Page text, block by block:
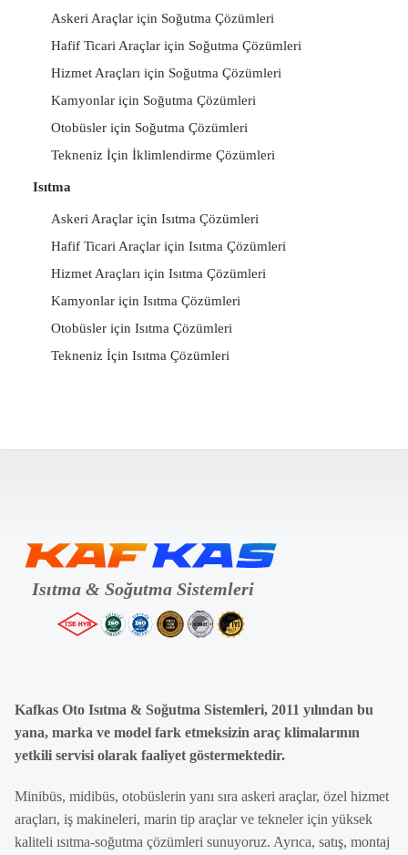
Askeri Araçlar için Soğutma Çözümleri
Hafif Ticari Araçlar için Soğutma Çözümleri
Hizmet Araçları için Soğutma Çözümleri
Kamyonlar için Soğutma Çözümleri
Otobüsler için Soğutma Çözümleri
Tekneniz İçin İklimlendirme Çözümleri
Isıtma
Askeri Araçlar için Isıtma Çözümleri
Hafif Ticari Araçlar için Isıtma Çözümleri
Hizmet Araçları için Isıtma Çözümleri
Kamyonlar için Isıtma Çözümleri
Otobüsler için Isıtma Çözümleri
Tekneniz İçin Isıtma Çözümleri
Kafkas Oto Isıtma & Soğutma Sistemleri, 2011 yılından bu
yana, marka ve model fark etmeksizin araç klimalarının
yetkili servisi olarak faaliyet göstermektedir.
Minibüs, midibüs, otobüslerin yanı sıra askeri araçlar, özel hizmet
araçları, iş makineleri, marin tip araçlar ve tekneler için yüksek
kaliteli ısıtma-soğutma çözümleri sunuyoruz. Ayrıca, satış, montaj